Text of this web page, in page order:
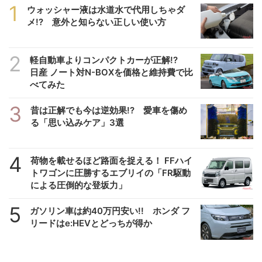
1
ウォッシャー液は水道水で代用しちゃダ
メ!? 意外と知らない正しい使い方
2
軽自動車よりコンパクトカーが正解!?
日産 ノート対N-BOXを価格と維持費で比
べてみた
3
昔は正解でも今は逆効果!? 愛車を傷め
る「思い込みケア」3選
4
荷物を載せるほど路面を捉える！ FFハイ
トワゴンに圧勝するエブリイの「FR駆動
による圧倒的な登坂力」
5
ガソリン車は約40万円安い!! ホンダ フ
リードはe:HEVとどっちが得か